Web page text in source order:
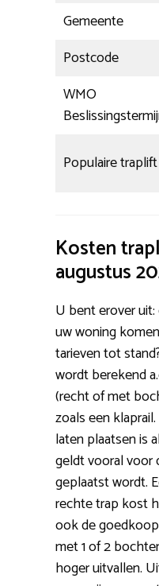
Gemeente
Postcode
WMO
Populaire traplift
Kosten
augustus
U bent erover
uw woning
tarieven tot
wordt berekend
(recht of met
zoals een
laten plaatsen is
geldt vooral voor
geplaatst wordt.
rechte trap kost
ook de
met 1 of 2
hoger uitvallen.